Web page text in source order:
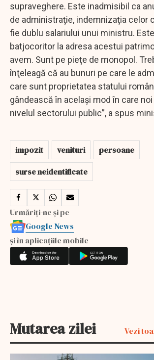
supraveghere. Este inadmisibil ca
de administraţie, indemnizaţia celor
fie dublu salariului unui ministru.
batjocoritor la adresa acestui
avem. Sunt pe pieţe de monopol.
înţeleagă că au bunuri pe care le
care sunt proprietatea statului
gândească în acelaşi mod în care
nivelul sectorului public”, a spus
impozit venituri
persoane
surse neidentificate
Urmăriți-ne și pe
Google News
și în aplicațiile mobile
Mutarea zilei Vezi